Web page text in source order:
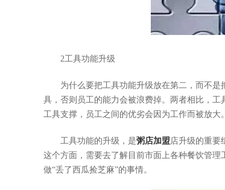
2工具功能升级
为什么要把工具功能升级放在第二，而不是
具，否则员工的能力会被浪费掉。两者相比，
工具支撑，员工之间的优劣会因为工作而被放大。
工具功能的升级，是粥店加盟店升级的重要
这个方面，需要去了解目前市面上各种餐饮管
做“丢了西瓜捡芝麻”的事情。